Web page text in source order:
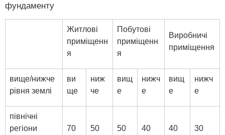
фундаменту
Житлові
приміщенн
я
Побутові
приміщенн
я
Виробничі
приміщення
вище/нижче
рівня землі
ви
ще
ниж
че
вищ
е
нижч
е
вищ
е
нижч
е
північні
регіони
70 50 50 40 40 30